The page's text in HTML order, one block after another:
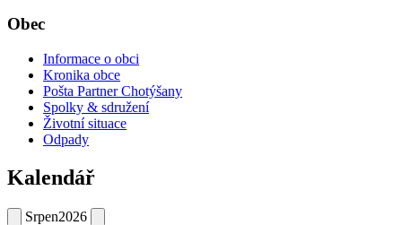
Obec
Informace o obci
Kronika obce
Pošta Partner Chotýšany
Spolky & sdružení
Životní situace
Odpady
Kalendář
Srpen2026